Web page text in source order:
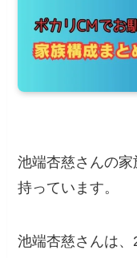
池端杏慈さんの
持っています。
池端杏慈さんは